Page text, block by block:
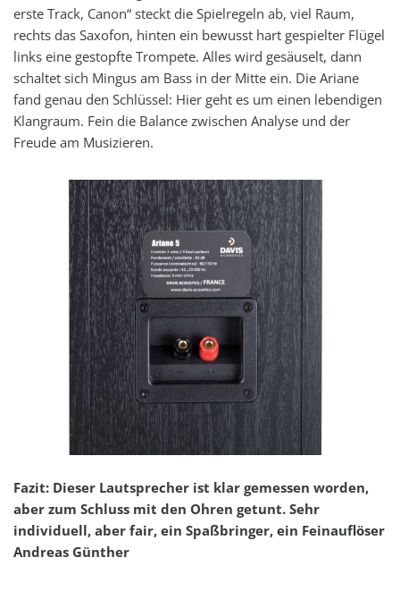
erste Track, Canon“ steckt die Spielregeln ab, viel Raum,
rechts das Saxofon, hinten ein bewusst hart gespielter Flügel
links eine gestopfte Trompete. Alles wird gesäuselt, dann
schaltet sich Mingus am Bass in der Mitte ein. Die Ariane
fand genau den Schlüssel: Hier geht es um einen lebendigen
Klangraum. Fein die Balance zwischen Analyse und der
Freude am Musizieren.
Fazit: Dieser Lautsprecher ist klar gemessen worden,
aber zum Schluss mit den Ohren getunt. Sehr
individuell, aber fair, ein Spaßbringer, ein Feinauflöser
Andreas Günther